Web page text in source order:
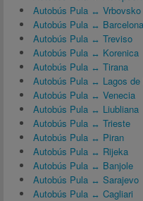
Autobús Pula ↔ Vrbovsko
Autobús Pula ↔ Barcelona
Autobús Pula ↔ Treviso
Autobús Pula ↔ Korenica
Autobús Pula ↔ Tirana
Autobús Pula ↔ Lagos
Autobús Pula ↔ Venecia
Autobús Pula ↔ Liubliana
Autobús Pula ↔ Trieste
Autobús Pula ↔ Piran
Autobús Pula ↔ Rijeka
Autobús Pula ↔ Banjole
Autobús Pula ↔ Sarajevo
Autobús Pula ↔ Cagliari